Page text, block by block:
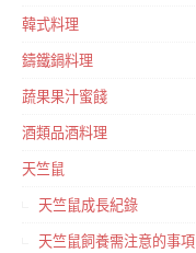
韓式料理
鑄鐵鍋料理
蔬果果汁蜜餞
酒類品酒料理
天竺鼠
天竺鼠成長紀錄
天竺鼠飼養需注意的事項